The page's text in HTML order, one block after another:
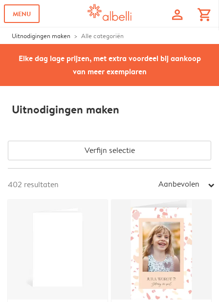
MENU profile shopping_cart
Uitnodigingen maken Alle categoriën
Elke dag lage prijzen, met extra voordeel bij aankoop
van meer exemplaren
Uitnodigingen maken
Verfijn selectie
402 resultaten Aanbevolen arrow_right